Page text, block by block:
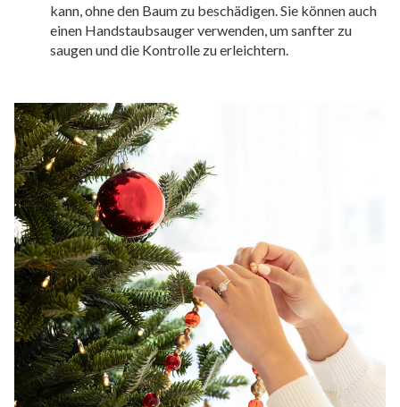
kann, ohne den Baum zu beschädigen. Sie können auch
einen Handstaubsauger verwenden, um sanfter zu
saugen und die Kontrolle zu erleichtern.